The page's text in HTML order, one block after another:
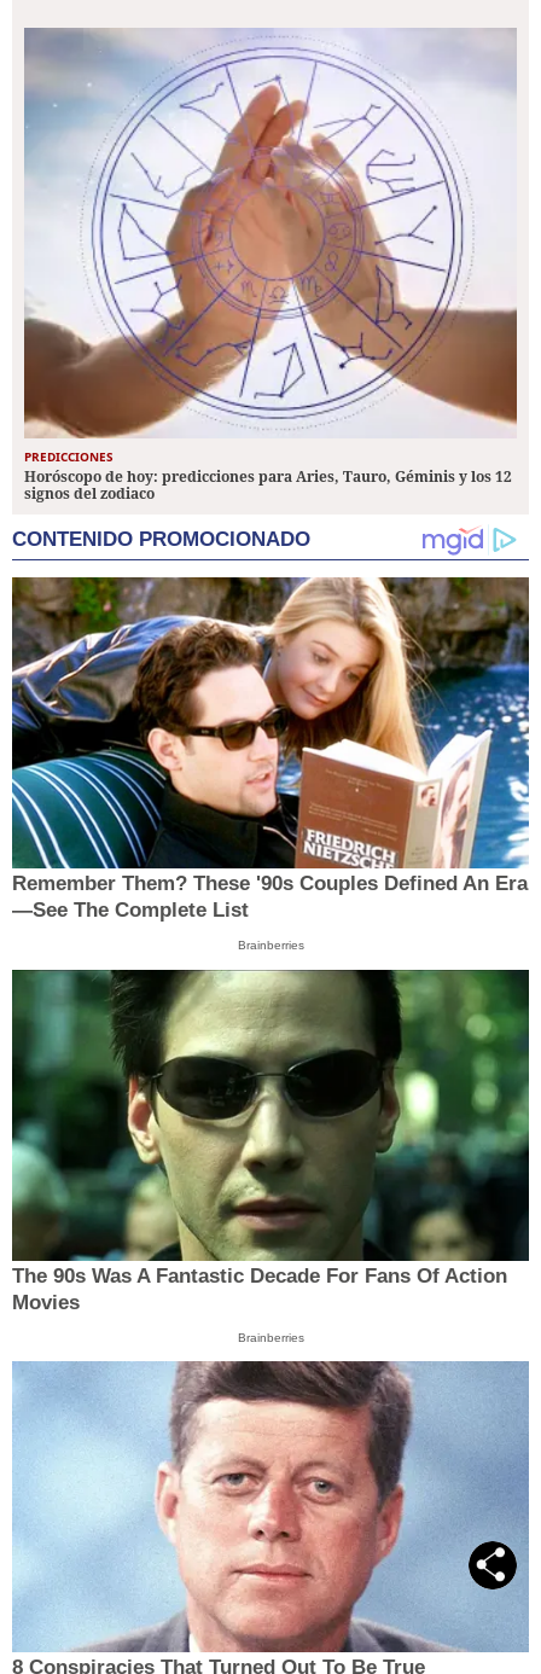
PREDICCIONES
Horóscopo de hoy: predicciones para Aries, Tauro, Géminis y los 12
signos del zodiaco
CONTENIDO PROMOCIONADO
Remember Them? These '90s Couples Defined An Era
—See The Complete List
Brainberries
The 90s Was A Fantastic Decade For Fans Of Action
Movies
Brainberries
8 Conspiracies That Turned Out To Be True